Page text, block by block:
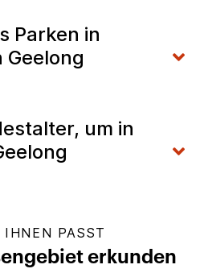
Parken in
Geelong
um in
IHNEN PASST
erkunden